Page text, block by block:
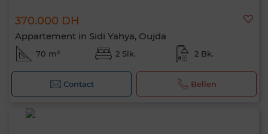
370.000 DH
Appartement in Sidi Yahya, Oujda
70 m² 2 Slk. 2 Bk.
Contact Bellen